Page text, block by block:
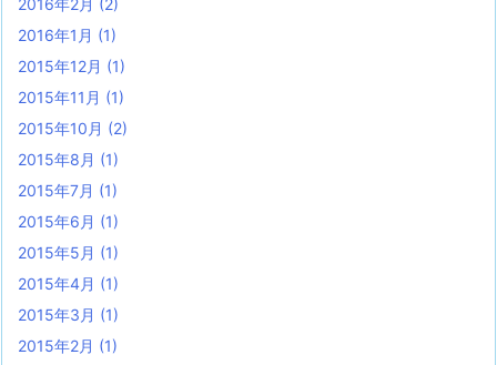
2016年1月 (1)
2015年12月 (1)
2015年11月 (1)
2015年10月 (2)
2015年8月 (1)
2015年7月 (1)
2015年6月 (1)
2015年5月 (1)
2015年4月 (1)
2015年3月 (1)
2015年2月 (1)